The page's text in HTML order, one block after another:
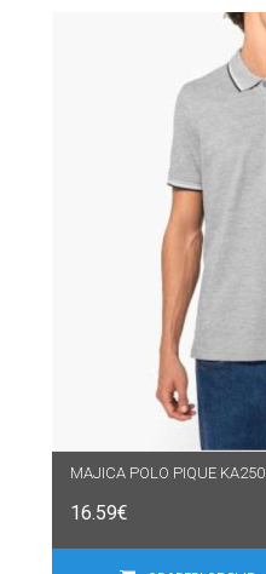
MAJICA POLO PIQUE KA250
16.59€